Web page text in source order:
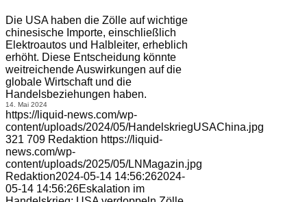
Die USA haben die Zölle auf wichtige
chinesische Importe, einschließlich
Elektroautos und Halbleiter, erheblich
erhöht. Diese Entscheidung könnte
weitreichende Auswirkungen auf die
globale Wirtschaft und die
Handelsbeziehungen haben.
14. Mai 2024
https://liquid-news.com/wp-
content/uploads/2024/05/HandelskriegUSAChina.jpg
321 709 Redaktion https://liquid-
news.com/wp-
content/uploads/2025/05/LNMagazin.jpg
Redaktion2024-05-14 14:56:262024-
05-14 14:56:26Eskalation im